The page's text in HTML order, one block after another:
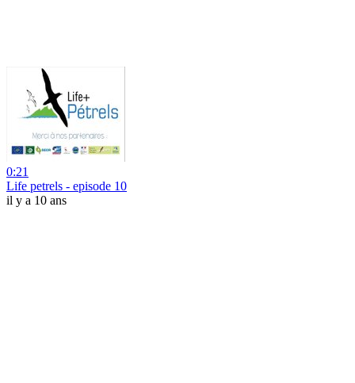
0:21
Life petrels - episode 10
il y a 10 ans